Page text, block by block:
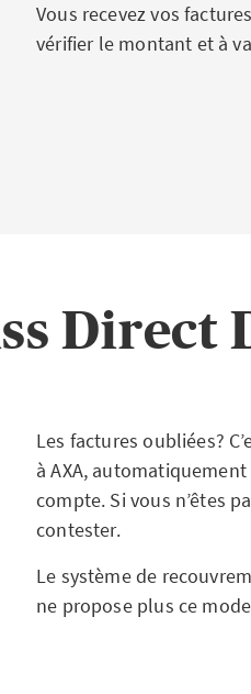
Vous recevez vos
vérifier le montant et à
Vos
Direct
Les factures oubliées?
à AXA,
compte. Si vous n’êtes
contester.
Le système de
ne propose plus ce